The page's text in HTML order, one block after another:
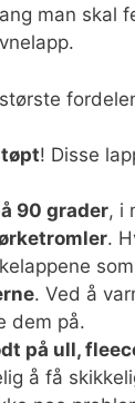
man skal
! Disse
90 grader, i
.
. Ved å
dem på.
på ull,
å få